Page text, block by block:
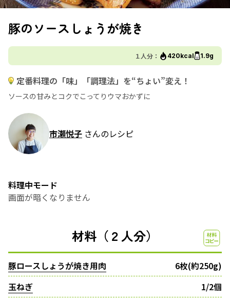
豚のソースしょうが焼き
１人分： 420kcal 1.9g
定番料理の「味」「調理法」を“ちょい”変え！
ソースの甘みとコクでこってりウマおかずに
市瀬悦子 さんのレシピ
料理中モード
画面が暗くなりません
材料（２人分）
豚ロースしょうが焼き用肉
6枚(約250g)
玉ねぎ
1/2個